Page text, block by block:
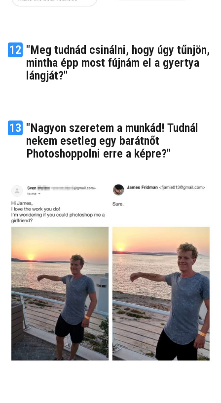
12 "Meg tudnád csinálni, hogy úgy tűnjön,
mintha épp most fújnám el a gyertya
lángját?"
13 "Nagyon szeretem a munkád! Tudnál
nekem esetleg egy barátnőt
Photoshoppolni erre a képre?"